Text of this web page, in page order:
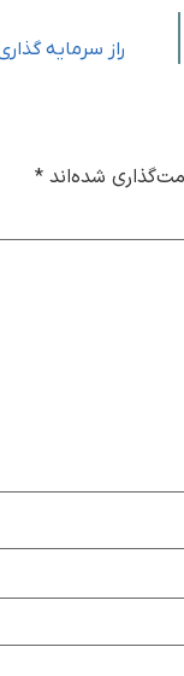
راز سرمایه
شده‌اند *